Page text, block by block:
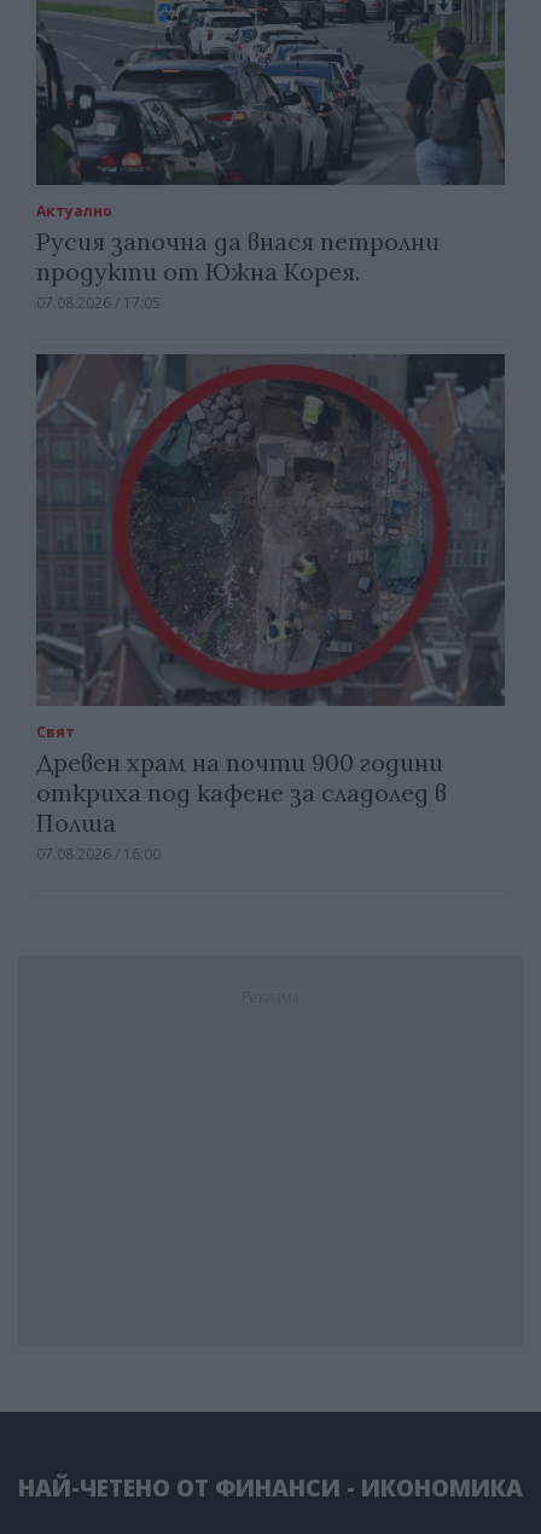
Актуално
Русия започна да внася петролни
продукти от Южна Корея.
07.08.2026 / 17:05
Свят
Древен храм на почти 900 години
откриха под кафене за сладолед в
Полша
07.08.2026 / 16:00
НАЙ-ЧЕТЕНО ОТ ФИНАНСИ - ИКОНОМИКА